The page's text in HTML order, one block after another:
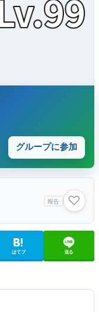
グループに参加
報告 ♡
はてブ 送る